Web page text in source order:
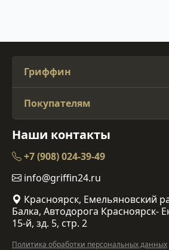
Гриффин
Покупателям
Наши контакты
+7 (908) 024-39-49
info@griffin24.ru
Красноярск, Емельяновский
Балка, Автодорога Красноярск-
15-й, зд. 5, стр. 2
Политика обработки персональных данных